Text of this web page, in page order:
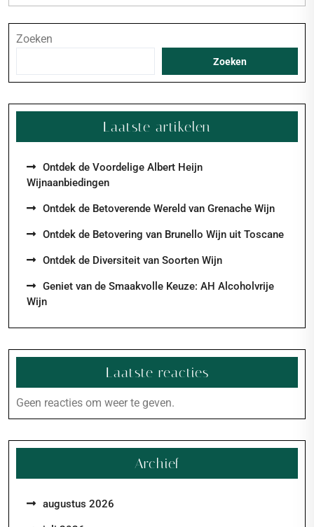
Zoeken
Zoeken
Laatste artikelen
Ontdek de Voordelige Albert Heijn
Wijnaanbiedingen
Ontdek de Betoverende Wereld van Grenache Wijn
Ontdek de Betovering van Brunello Wijn uit Toscane
Ontdek de Diversiteit van Soorten Wijn
Geniet van de Smaakvolle Keuze: AH Alcoholvrije
Wijn
Laatste reacties
Geen reacties om weer te geven.
Archief
augustus 2026